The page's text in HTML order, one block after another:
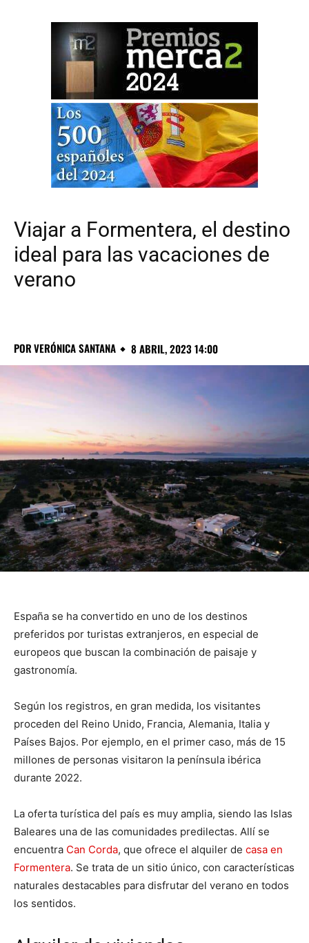
Viajar a Formentera, el destino
ideal para las vacaciones de
verano
PORVERÓNICA SANTANA 8 ABRIL, 2023 14:00
España se ha convertido en uno de los destinos
preferidos por turistas extranjeros, en especial de
europeos que buscan la combinación de paisaje y
gastronomía.
Según los registros, en gran medida, los visitantes
proceden del Reino Unido, Francia, Alemania, Italia y
Países Bajos. Por ejemplo, en el primer caso, más de 15
millones de personas visitaron la península ibérica
durante 2022.
La oferta turística del país es muy amplia, siendo las Islas
Baleares una de las comunidades predilectas. Allí se
encuentra Can Corda, que ofrece el alquiler de casa en
Formentera. Se trata de un sitio único, con características
naturales destacables para disfrutar del verano en todos
los sentidos.